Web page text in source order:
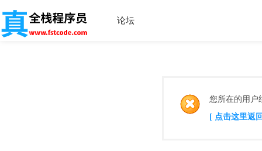
论坛
您所在的用户
[ 点击这里返